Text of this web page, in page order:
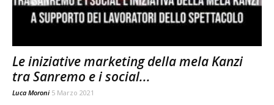
Le iniziative marketing della mela Kanzi
tra Sanremo​ e i social...
Luca Moroni 5 Marzo 2021